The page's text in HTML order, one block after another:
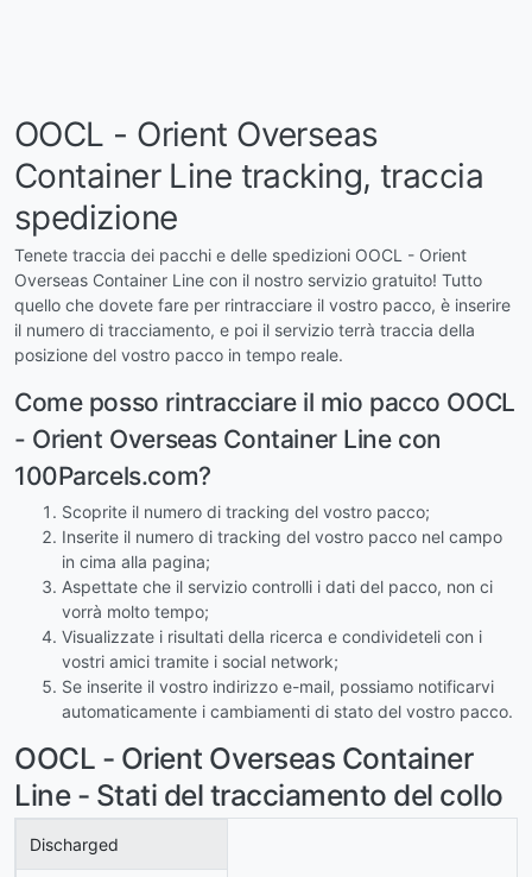
OOCL - Orient Overseas
Container Line tracking, traccia
spedizione
Tenete traccia dei pacchi e delle spedizioni OOCL - Orient
Overseas Container Line con il nostro servizio gratuito! Tutto
quello che dovete fare per rintracciare il vostro pacco, è inserire
il numero di tracciamento, e poi il servizio terrà traccia della
posizione del vostro pacco in tempo reale.
Come posso rintracciare il mio pacco OOCL
- Orient Overseas Container Line con
100Parcels.com?
Scoprite il numero di tracking del vostro pacco;
Inserite il numero di tracking del vostro pacco nel campo
in cima alla pagina;
Aspettate che il servizio controlli i dati del pacco, non ci
vorrà molto tempo;
Visualizzate i risultati della ricerca e condivideteli con i
vostri amici tramite i social network;
Se inserite il vostro indirizzo e-mail, possiamo notificarvi
automaticamente i cambiamenti di stato del vostro pacco.
OOCL - Orient Overseas Container
Line - Stati del tracciamento del collo
Discharged